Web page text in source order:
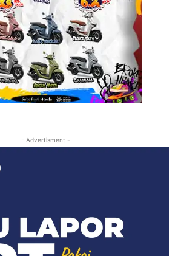
- Advertisment -